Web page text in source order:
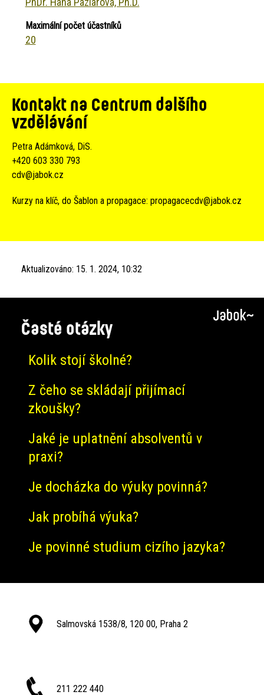
Maximální počet účastníků
20
Kontakt na Centrum dalšího
vzdělávání
Petra Adámková, DiS.
+420 603 330 793
cdv@jabok.cz
Kurzy na klíč, do Šablon a propagace: propagacecdv@jabok.cz
Aktualizováno: 15. 1. 2024, 10:32
Časté otázky
Kolik stojí školné?
Z čeho se skládají přijímací
zkoušky?
Jaké je uplatnění absolventů v
praxi?
Je docházka do výuky povinná?
Jak probíhá výuka?
Je povinné studium cizího jazyka?
Salmovská 1538/8, 120 00, Praha 2
211 222 440